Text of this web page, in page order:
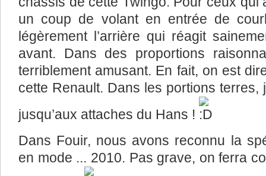
un coup de volant en entrée de
légèrement l’arrière qui réagit
avant. Dans des proportions
terriblement amusant. En fait, on est
cette Renault. Dans les portions
jusqu’aux attaches du Hans !
Dans Fouir, nous avons reconnu la
en mode ... 2010. Pas grave, on ferra